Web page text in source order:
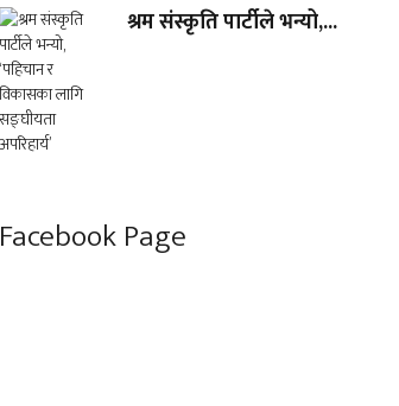
श्रम संस्कृति पार्टीले भन्यो,...
Facebook Page